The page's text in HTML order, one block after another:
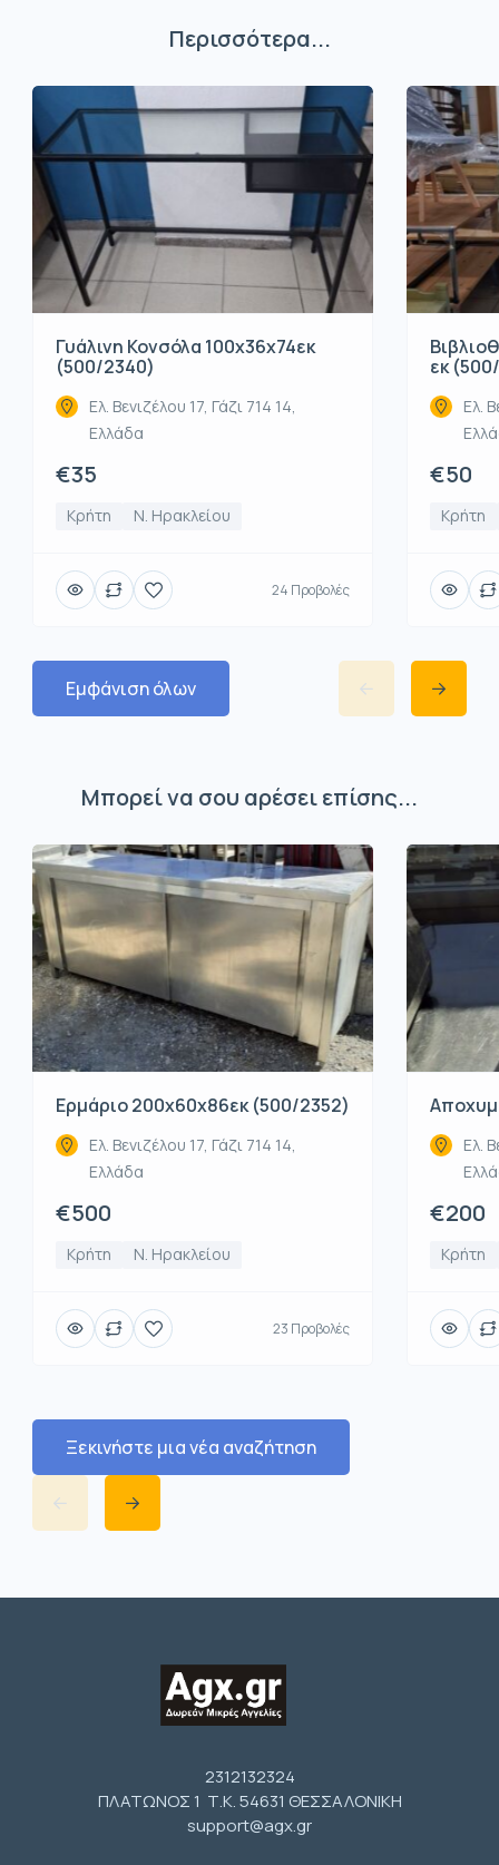
Περισσότερα...
Γυάλινη Κονσόλα 100x36x74εκ
(500/2340)
Ελ. Βενιζέλου 17, Γάζι 714 14,
Ελλάδα
€35
Κρήτη Ν. Ηρακλείου
24 Προβολές
εκ
Ελ.
€50
Κρήτη
Εμφάνιση όλων
Μπορεί να σου αρέσει επίσης...
Ερμάριο 200x60x86εκ (500/2352)
Ελ. Βενιζέλου 17, Γάζι 714 14,
Ελλάδα
€500
Κρήτη Ν. Ηρακλείου
23 Προβολές
Ελ.
€200
Κρήτη
Ξεκινήστε μια νέα αναζήτηση
2312132324
ΠΛΑΤΩΝΟΣ 1 Τ.Κ. 54631 ΘΕΣΣΑΛΟΝΙΚΗ
support@agx.gr